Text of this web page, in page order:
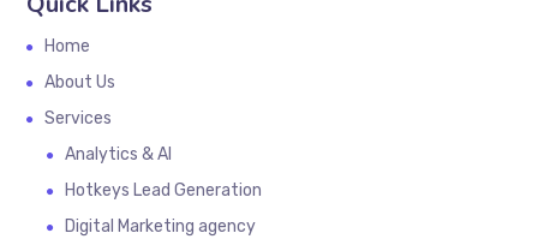
Home
About Us
Services
Analytics & AI
Hotkeys Lead Generation
Digital Marketing agency